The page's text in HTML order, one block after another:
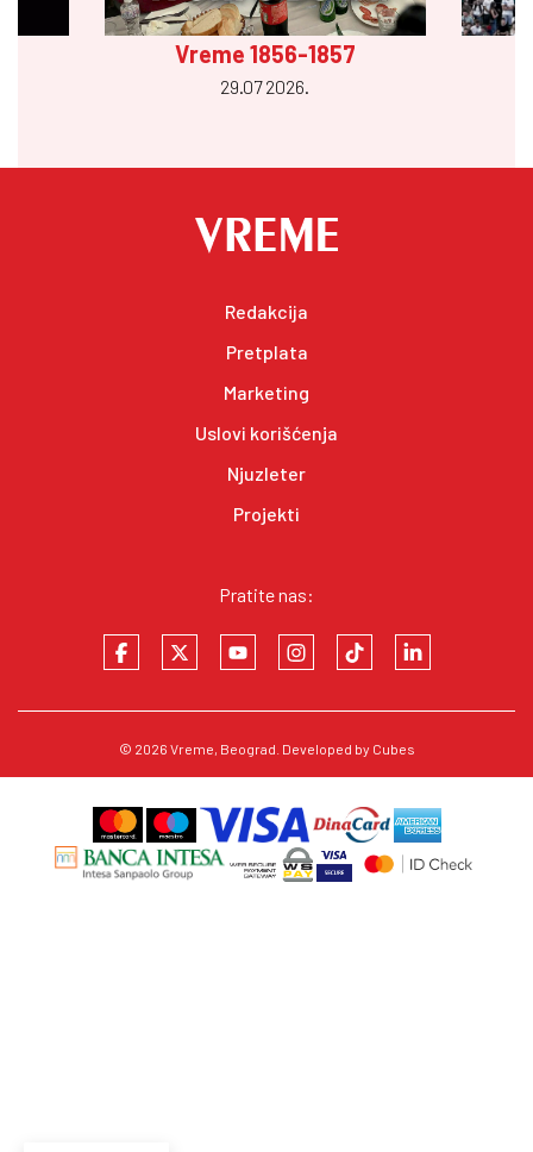
Vreme 1856-1857
29.07 2026.
Redakcija
Pretplata
Marketing
Uslovi korišćenja
Njuzleter
Projekti
Pratite nas:
© 2026 Vreme, Beograd. Developed by Cubes